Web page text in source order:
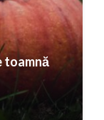
toamnă